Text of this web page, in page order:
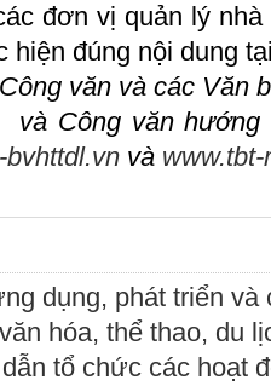
đơn vị quản lý
hiện đúng nội dung
văn và các Văn
và Công văn
bvhttdl.vn và
dụng, phát triển và
hóa, thể thao, du
tổ chức các hoạt